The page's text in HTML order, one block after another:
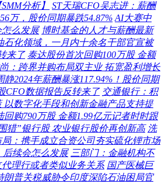
分析】
ST天瑞CFO吴志进：薪酬
万，股价同期暴跌54.87% AI大赛中
么发展 博时基金的人才与薪酬最新
石化领域，一月内十余名干部官宣被
来了 泰达股份首次回购100万股 金额
：跨界并购布局双主业 拓宽盈利增长
静2024年薪酬暴涨117.94%！股价同期
CFO数据报告反转来了 交通银行：积
以数字化手段和创新金融产品支持提
回购790万股 金额1.99亿元记者时时跟
猎”银行股 农业银行股价再创新高 洗
：携手成立合资公司夯实硫化锂市场
后续会怎么发展 三部门：金融机构不
理行或者类似业务关系 国产医械巨
朗普关税威胁令印度深陷石油困局官